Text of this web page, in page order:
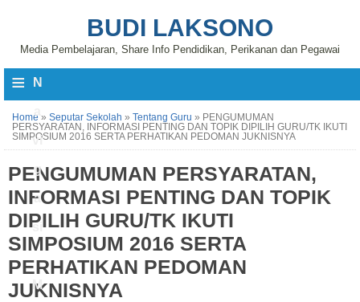
BUDI LAKSONO
Media Pembelajaran, Share Info Pendidikan, Perikanan dan Pegawai
≡ N
vi
g
a
si
M
Home » Seputar Sekolah » Tentang Guru » PENGUMUMAN
PERSYARATAN, INFORMASI PENTING DAN TOPIK DIPILIH GURU/TK IKUTI
SIMPOSIUM 2016 SERTA PERHATIKAN PEDOMAN JUKNISNYA
PENGUMUMAN PERSYARATAN,
INFORMASI PENTING DAN TOPIK
DIPILIH GURU/TK IKUTI
SIMPOSIUM 2016 SERTA
PERHATIKAN PEDOMAN
JUKNISNYA